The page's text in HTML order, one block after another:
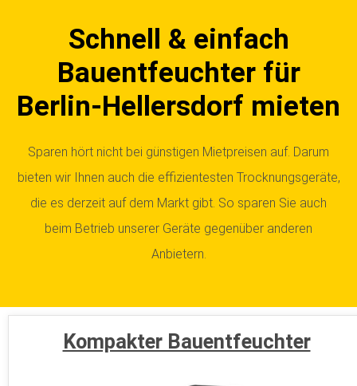
Schnell & einfach
Bauentfeuchter für
Berlin-Hellersdorf mieten
Sparen hört nicht bei günstigen Mietpreisen auf. Darum
bieten wir Ihnen auch die effizientesten Trocknungsgeräte,
die es derzeit auf dem Markt gibt. So sparen Sie auch
beim Betrieb unserer Geräte gegenüber anderen
Anbietern.
Kompakter Bauentfeuchter